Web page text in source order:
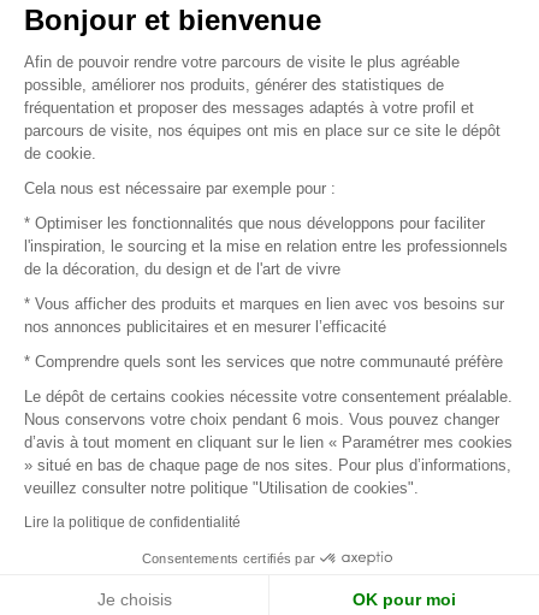
Vendez vos produits
Plan du site
© 2016 –Organisation SAFI
Recrutement
Mentions légales
Conditions commerciales
Piano Analytics
Bonjour et bienvenue
Afin de pouvoir rendre votre parcours de visite le plus agréable
possible, améliorer nos produits, générer des statistiques de
fréquentation et proposer des messages adaptés à votre profil et
parcours de visite, nos équipes ont mis en place sur ce site le dépôt
de cookie.
Cela nous est nécessaire par exemple pour :
* Optimiser les fonctionnalités que nous développons pour faciliter
l'inspiration, le sourcing et la mise en relation entre les professionnels
de la décoration, du design et de l'art de vivre
* Vous afficher des produits et marques en lien avec vos besoins sur
nos annonces publicitaires et en mesurer l’efficacité
* Comprendre quels sont les services que notre communauté préfère
Le dépôt de certains cookies nécessite votre consentement préalable.
Nous conservons votre choix pendant 6 mois. Vous pouvez changer
d’avis à tout moment en cliquant sur le lien « Paramétrer mes cookies
» situé en bas de chaque page de nos sites. Pour plus d’informations,
veuillez consulter notre politique "Utilisation de cookies".
Lire la politique de confidentialité
Consentements certifiés par
Je choisis OK pour moi